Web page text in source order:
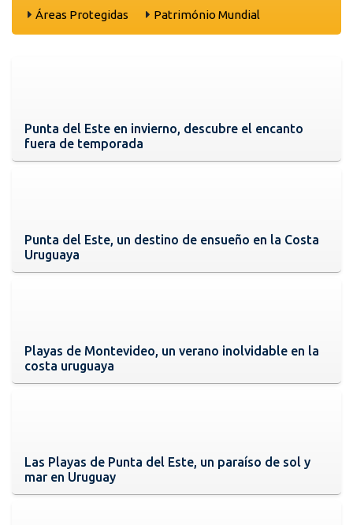
Áreas Protegidas Património Mundial
Punta del Este en invierno, descubre el encanto
fuera de temporada
Punta del Este, un destino de ensueño en la Costa
Uruguaya
Playas de Montevideo, un verano inolvidable en la
costa uruguaya
Las Playas de Punta del Este, un paraíso de sol y
mar en Uruguay